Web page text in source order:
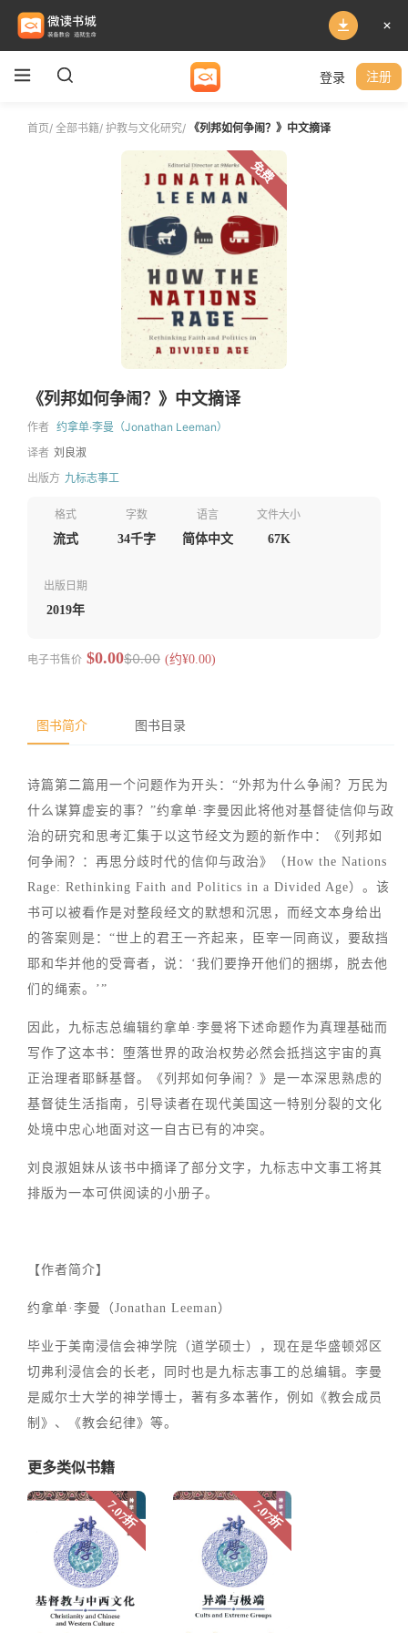
登录 注册
首页/ 全部书籍/ 护教与文化研究/ 《列邦如何争闹？》中文摘译
免费
《列邦如何争闹？》中文摘译
作者 约拿单·李曼（Jonathan Leeman）
译者 刘良淑
出版方 九标志事工
格式
流式
字数
34千字
语言
简体中文
文件大小
67K
出版日期
2019年
电子书售价 $0.00$0.00 (约¥0.00)
图书简介 图书目录
诗篇第二篇用一个问题作为开头：“外邦为什么争闹？万民为
什么谋算虚妄的事？”约拿单·李曼因此将他对基督徒信仰与政
治的研究和思考汇集于以这节经文为题的新作中：《列邦如
何争闹？：再思分歧时代的信仰与政治》（How the Nations
Rage: Rethinking Faith and Politics in a Divided Age）。该
书可以被看作是对整段经文的默想和沉思，而经文本身给出
的答案则是：“世上的君王一齐起来，臣宰一同商议，要敌挡
耶和华并他的受膏者，说：‘我们要挣开他们的捆绑，脱去他
们的绳索。’”
因此，九标志总编辑约拿单·李曼将下述命题作为真理基础而
写作了这本书：堕落世界的政治权势必然会抵挡这宇宙的真
正治理者耶稣基督。《列邦如何争闹？》是一本深思熟虑的
基督徒生活指南，引导读者在现代美国这一特别分裂的文化
处境中忠心地面对这一自古已有的冲突。
刘良淑姐妹从该书中摘译了部分文字，九标志中文事工将其
排版为一本可供阅读的小册子。
【作者简介】
约拿单·李曼（Jonathan Leeman）
毕业于美南浸信会神学院（道学硕士），现在是华盛顿郊区
切弗利浸信会的长老，同时也是九标志事工的总编辑。李曼
是威尔士大学的神学博士，著有多本著作，例如《教会成员
制》、《教会纪律》等。
更多类似书籍